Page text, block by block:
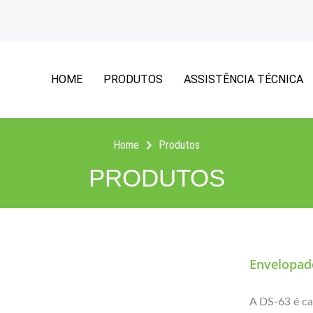
HOME PRODUTOS ASSISTÊNCIA TÉCNICA
Home Produtos
PRODUTOS
A DS-63 é